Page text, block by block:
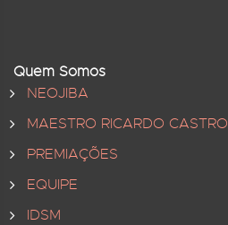
Quem Somos
NEOJIBA
MAESTRO RICARDO CASTRO
PREMIAÇÕES
EQUIPE
IDSM